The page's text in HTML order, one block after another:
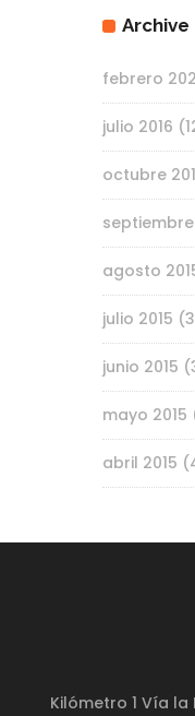
Archive
febrero
julio 2016
octubre
septiembre
agosto
julio 2015
junio 2015
mayo 2015
abril 2015
Kilómetro 1 Vía